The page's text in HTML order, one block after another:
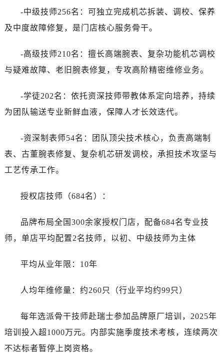
-中级技师256名：可独立完成机芯拆装、调校、保养
及中度故障修复，是门店核心服务骨干。
-高级技师210名：擅长高端腕表、复杂功能机芯调校
与疑难故障、老旧腕表修复，专攻高阶精密维修业务。
-学徒202名：依托资深技师带教体系定向培养，持续
为团队输送专业新鲜血液，保障人才长效迭代。
-资深制表师54名：团队顶尖技术核心，负责高端制
表、古董腕表修复、复杂机芯研发调校，承担技术攻坚与
工艺传承工作。
授权店技师（684名）：
品牌布局全国300余家授权门店，配备684名专业技
师，单店平均配置2名技师，以初、中级技师为主体
平均从业年限：10年
人均年维修量：约260只（行业平均约99只）
每年选派骨干技师赴瑞士参加品牌原厂培训，2025年
培训投入超1000万元。内部实施季度技术考核，连续两次
不达标者暂停上岗资格。